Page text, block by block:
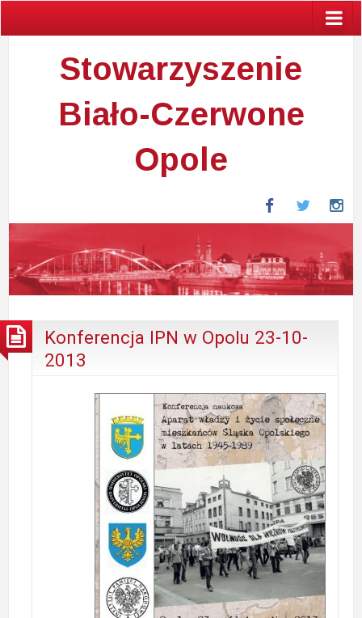
Stowarzyszenie
Biało-Czerwone
Opole
FacebookTwitter
Konferencja IPN w Opolu 23-10-
2013